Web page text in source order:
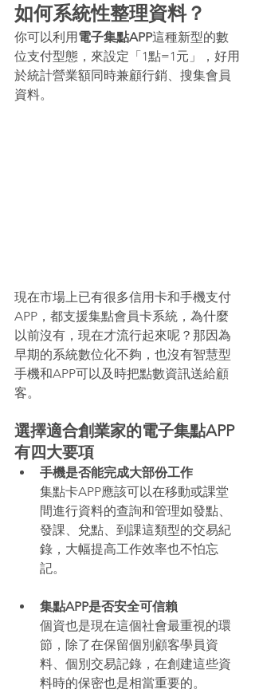
如何系統性整理資料？
你可以利用電子集點APP這種新型的數
位支付型態，來設定「1點=1元」，好用
於統計營業額同時兼顧行銷、搜集會員
資料。
現在市場上已有很多信用卡和手機支付
APP，都支援集點會員卡系統，為什麼
以前沒有，現在才流行起來呢？那因為
早期的系統數位化不夠，也沒有智慧型
手機和APP可以及時把點數資訊送給顧
客。
選擇適合創業家的電子集點APP
有四大要項
手機是否能完成大部份工作
集點卡APP應該可以在移動或課堂
間進行資料的查詢和管理如發點、
發課、兌點、到課這類型的交易紀
錄，大幅提高工作效率也不怕忘
記。
集點APP是否安全可信賴
個資也是現在這個社會最重視的環
節，除了在保留個別顧客學員資
料、個別交易記錄，在創建這些資
料時的保密也是相當重要的。